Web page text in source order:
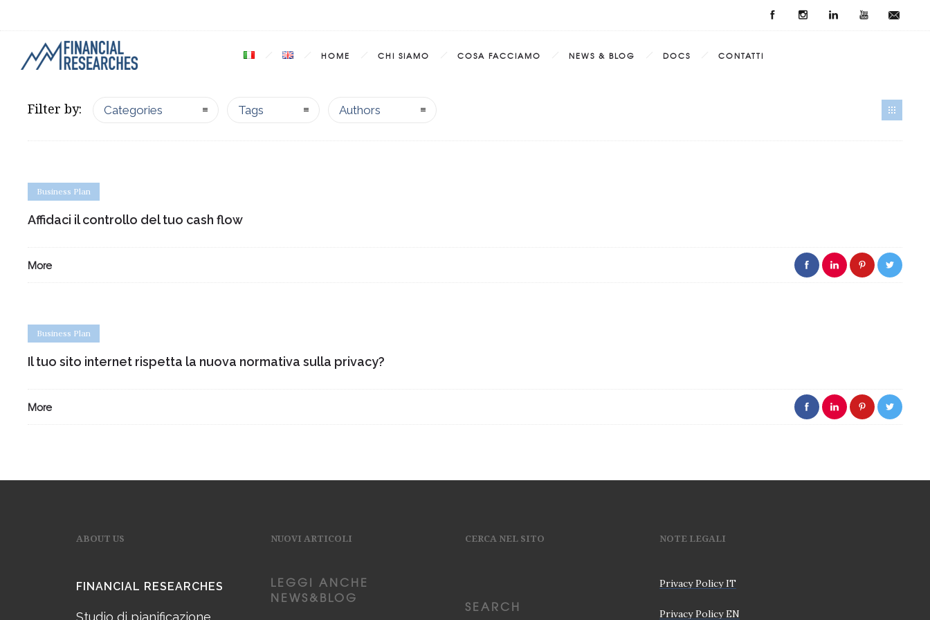
HOME CHI SIAMO COSA FACCIAMO NEWS & BLOG DOCS CONTATTI
Filter by: Categories Tags Authors
Business Plan
Affidaci il controllo del tuo cash flow
More
Business Plan
Il tuo sito internet rispetta la nuova normativa sulla privacy?
More
ABOUT US
FINANCIAL RESEARCHES
Studio di pianificazione
NUOVI ARTICOLI
LEGGI ANCHE
NEWS&BLOG
CERCA NEL SITO
SEARCH
NOTE LEGALI
Privacy Policy IT
Privacy Policy EN